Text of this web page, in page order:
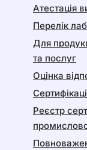
Атестація
Перелік
Для
та послуг
Оцінка
Реєстр